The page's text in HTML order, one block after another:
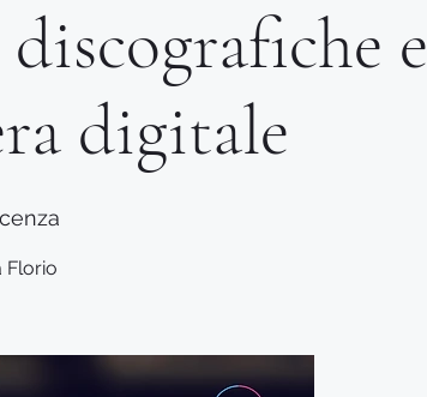
e
digitale
Florio